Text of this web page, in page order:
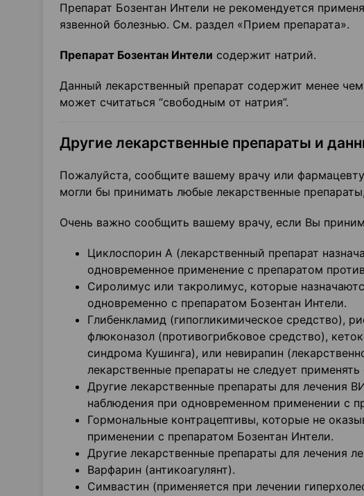
Препарат Бозентан Интели не рекомендуется
язвенной болезнью. См. раздел «Прием препарата».
Препарат Бозентан Интели содержит натрий.
Данный лекарственный препарат содержит менее
может считаться “свободным от натрия”.
Другие лекарственные препараты и
Пожалуйста, сообщите вашему врачу или
могли бы принимать любые лекарственные
Очень важно сообщить вашему врачу, если Вы
Циклоспорин А (лекарственный препарат
одновременное применение с препаратом
Сиролимус или такролимус, которые
одновременно с препаратом Бозентан Интели.
Глибенкламид (гипогликимическое средство),
флюконазол (противогрибковое средство),
синдрома Кушинга), или невирапин
лекарственные препараты не следует
Другие лекарственные препараты для лечения
наблюдения при одновременном применении с
Гормональные контрацептивы, которые не
применении с препаратом Бозентан Интели.
Другие лекарственные препараты для лечения
Варфарин (антикоагулянт).
Симвастин (применяется при лечении